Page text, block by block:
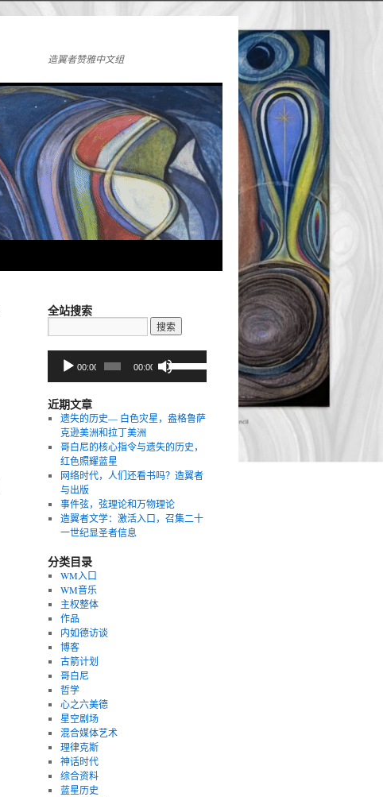
造翼者赞雅中文组
全站搜索
播
放
器
00:00 00:00
使
用
上/
箭
键
增
或
降
近期文章
遗失的历史— 白色灾星，盎格鲁萨
克逊美洲和拉丁美洲
哥白尼的核心指令与遗失的历史，
红色照耀蓝星
网络时代，人们还看书吗？造翼者
与出版
事件弦，弦理论和万物理论
造翼者文学：激活入口，召集二十
一世纪显圣者信息
分类目录
WM入口
WM音乐
主权整体
作品
内如德访谈
博客
古箭计划
哥白尼
哲学
心之六美德
星空剧场
混合媒体艺术
理律克斯
神话时代
综合资料
蓝星历史